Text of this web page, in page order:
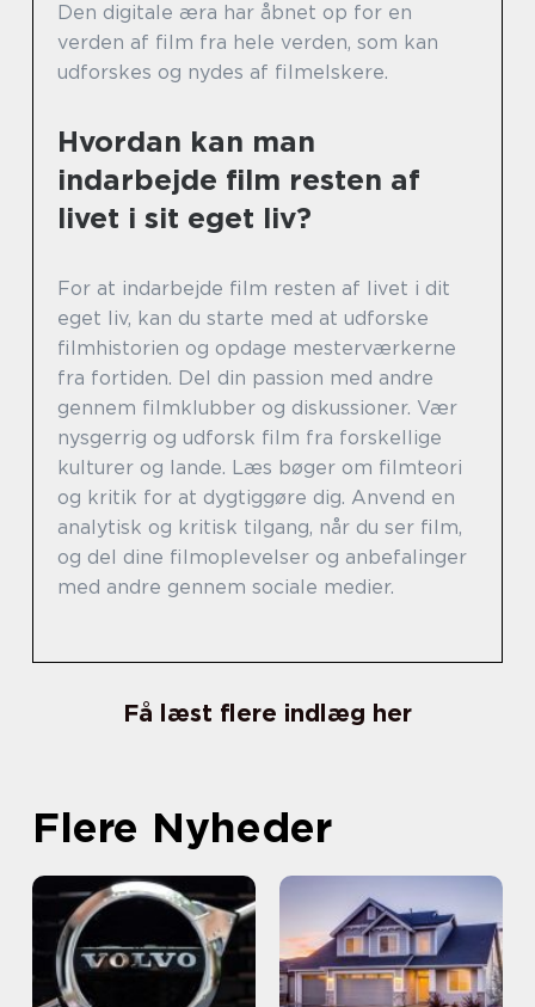
Den digitale æra har åbnet op for en
verden af film fra hele verden, som kan
udforskes og nydes af filmelskere.
Hvordan kan man
indarbejde film resten af
livet i sit eget liv?
For at indarbejde film resten af livet i dit
eget liv, kan du starte med at udforske
filmhistorien og opdage mesterværkerne
fra fortiden. Del din passion med andre
gennem filmklubber og diskussioner. Vær
nysgerrig og udforsk film fra forskellige
kulturer og lande. Læs bøger om filmteori
og kritik for at dygtiggøre dig. Anvend en
analytisk og kritisk tilgang, når du ser film,
og del dine filmoplevelser og anbefalinger
med andre gennem sociale medier.
Få læst flere indlæg her
Flere Nyheder